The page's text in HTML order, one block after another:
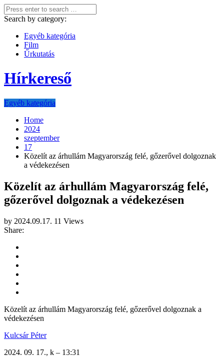
Search by category:
Egyéb kategória
Film
Űrkutatás
Hírkereső
Egyéb kategória
Home
2024
szeptember
17
Közelít az árhullám Magyarország felé, gőzerővel dolgoznak
a védekezésen
Közelít az árhullám Magyarország felé,
gőzerővel dolgoznak a védekezésen
by 2024.09.17. 11 Views
Share:
Közelít az árhullám Magyarország felé, gőzerővel dolgoznak a
védekezésen
Kulcsár Péter
2024. 09. 17., k – 13:31